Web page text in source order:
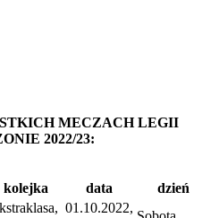
MECZACH LEGII
2022/23:
kolejka data
dzień
01.10.2022,